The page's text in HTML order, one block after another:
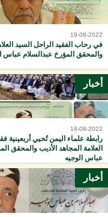
19-08-2022
في رحاب الفقيد الراحل السيد
والمحقق المؤرخ عبدالسلام عباس
أخبار
18-08-2022
رابطة علماء اليمن تُحيي أربعينية
العلامة المجاهد الأديب والمحقق
عباس الوجيه
أخبار